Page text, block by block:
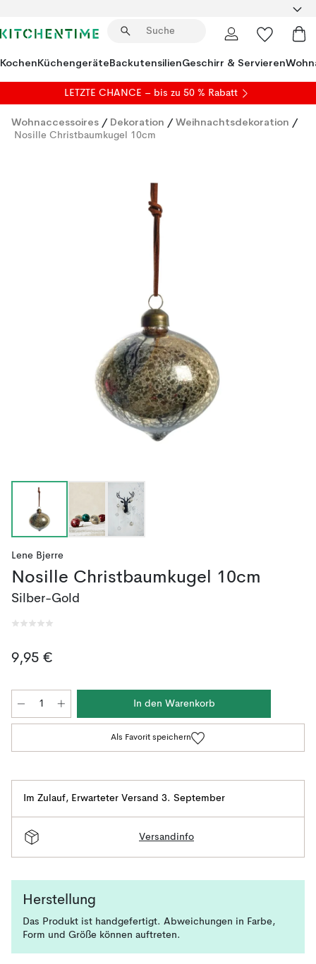
KochenKüchengeräteBackutensilienGeschirr & Servieren
LETZTE CHANCE – bis zu 50 % Rabatt
Wohnaccessoires / Dekoration / Weihnachtsdekoration /
Nosille Christbaumkugel 10cm
Lene Bjerre
Nosille Christbaumkugel 10cm
Silber-Gold
9,95 €
In den Warenkorb
Als Favorit speichern
Im Zulauf, Erwarteter Versand 3. September
Versandinfo
Herstellung
Das Produkt ist handgefertigt. Abweichungen in Farbe,
Form und Größe können auftreten.